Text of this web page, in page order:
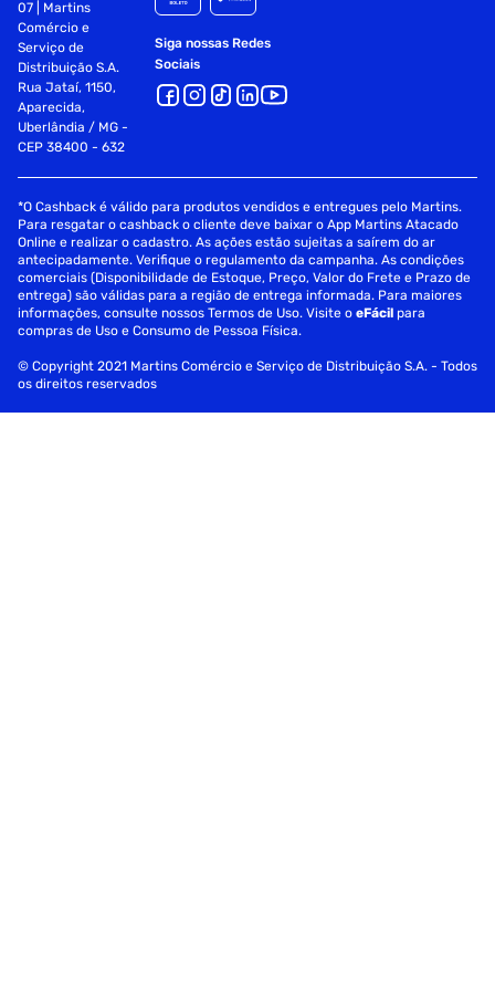
07 | Martins
Comércio e
Serviço de
Distribuição S.A.
Rua Jataí, 1150,
Aparecida,
Uberlândia / MG -
CEP 38400 - 632
Siga nossas Redes
Sociais
*O Cashback é válido para produtos vendidos e entregues pelo Martins.
Para resgatar o cashback o cliente deve baixar o App Martins Atacado
Online e realizar o cadastro. As ações estão sujeitas a saírem do ar
antecipadamente. Verifique o regulamento da campanha. As condições
comerciais (Disponibilidade de Estoque, Preço, Valor do Frete e Prazo de
entrega) são válidas para a região de entrega informada. Para maiores
informações, consulte nossos Termos de Uso. Visite oeFácil para
compras de Uso e Consumo de Pessoa Física.
© Copyright 2021 Martins Comércio e Serviço de Distribuição S.A. - Todos
os direitos reservados